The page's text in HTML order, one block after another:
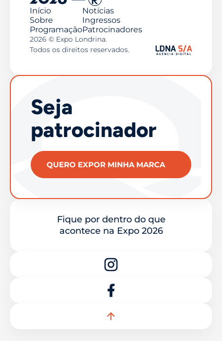
Início
Sobre
Programação
Notícias
Ingressos
Patrocinadores
2026 © Expo Londrina.
Todos os direitos reservados.
Seja
patrocinador
QUERO EXPOR MINHA MARCA
Fique por dentro do que
acontece na Expo 2026